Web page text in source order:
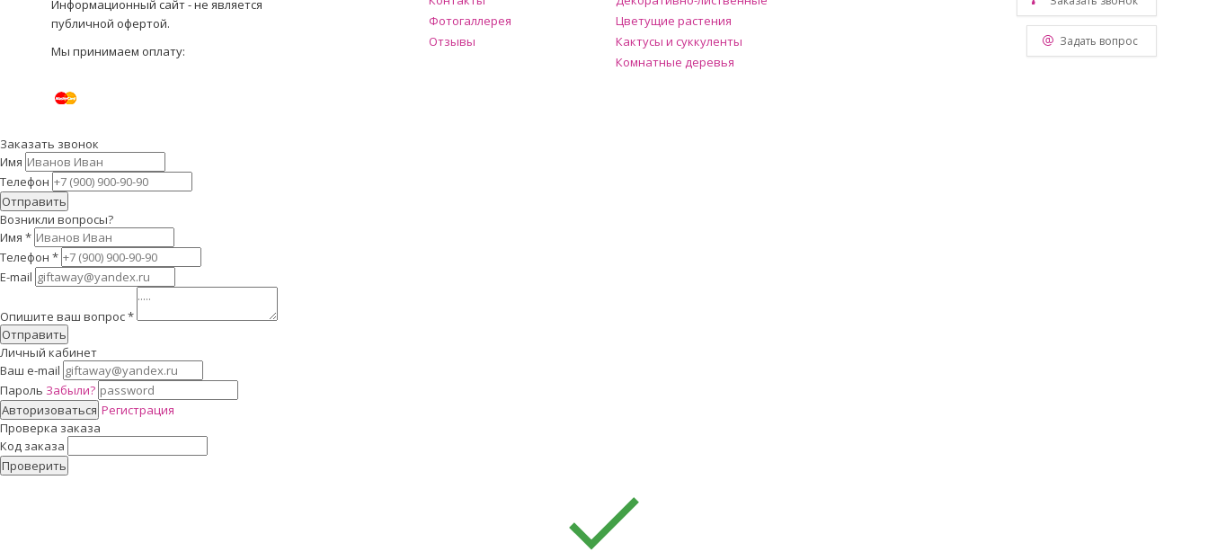
Фотогаллерея
Отзывы
Цветущие растения
Кактусы и суккуленты
Комнатные деревья
Информационный сайт - не является
публичной офертой.
Мы принимаем оплату:
Задать вопрос
Заказать звонок
Имя
Телефон
Отправить
Возникли вопросы?
Имя *
Телефон *
E-mail
Опишите ваш вопрос*
Отправить
Личный кабинет
Ваш e-mail
Пароль Забыли?
Авторизоваться Регистрация
Проверка заказа
Код заказа
Проверить